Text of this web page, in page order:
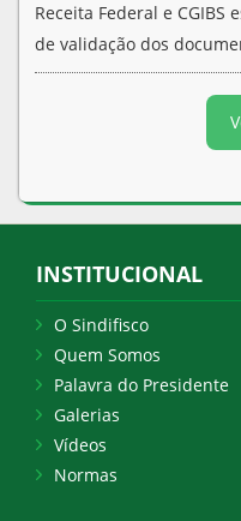
Receita Federal e
de validação dos
INSTITUCIONAL
O Sindifisco
Quem Somos
Palavra do Presidente
Galerias
Vídeos
Normas